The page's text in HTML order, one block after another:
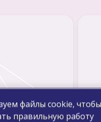
файлы cookie, чтобы
правильную работу